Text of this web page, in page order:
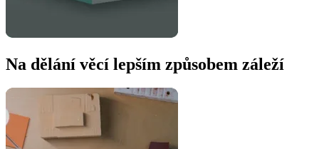
Na dělání věcí lepším způsobem záleží